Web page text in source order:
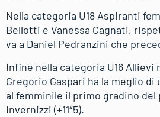
Nella categoria U18 Aspiranti
Bellotti e Vanessa Cagnati,
va a Daniel Pedranzini che
Infine nella categoria U16
Gregorio Gaspari ha la meglio di
al femminile il primo gradino del
Invernizzi (+11″5).